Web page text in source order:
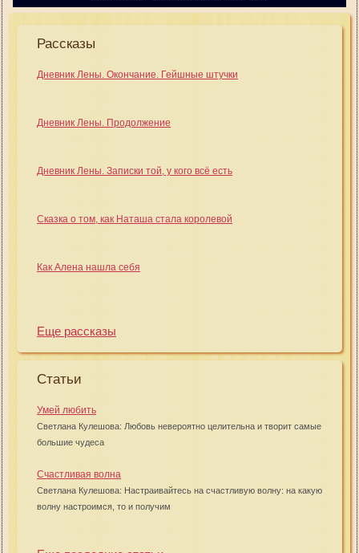
Рассказы
Дневник Лены. Окончание. Гейшные штучки
Дневник Лены. Продолжение
Дневник Лены. Записки той, у кого всё есть
Сказка о том, как Наташа стала королевой
Как Алена нашла себя
Еще рассказы
Статьи
Умей любить
Светлана Кулешова: Любовь невероятно целительна и творит самые
большие чудеса
Счастливая волна
Светлана Кулешова: Настраивайтесь на счастливую волну: на какую
волну настроимся, то и получим